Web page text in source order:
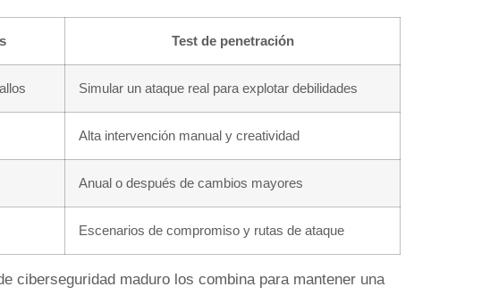
Test de penetración
Simular un ataque real para explotar debilidades
Alta intervención manual y creatividad
Anual o después de cambios mayores
Escenarios de compromiso y rutas de ataque
ciberseguridad maduro los combina para mantener una